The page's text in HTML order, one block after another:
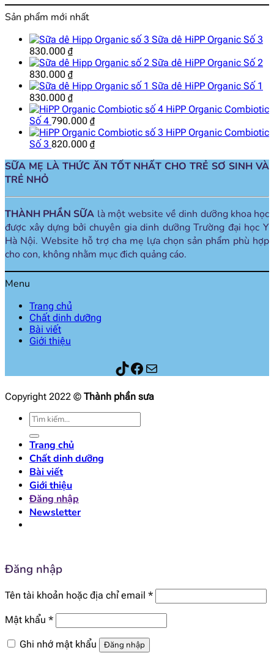
Sản phẩm mới nhất
Sữa dê HiPP Organic Số 3
830.000 ₫
Sữa dê HiPP Organic Số 2
830.000 ₫
Sữa dê HiPP Organic Số 1
830.000 ₫
HiPP Organic Combiotic
Số 4 790.000 ₫
HiPP Organic Combiotic
Số 3 820.000 ₫
SỮA MẸ LÀ THỨC ĂN TỐT NHẤT CHO TRẺ SƠ SINH VÀ
TRẺ NHỎ
THÀNH PHẦN SỮA là một website về dinh dưỡng khoa học
được xây dựng bởi chuyên gia dinh dưỡng Trường đại học Y
Hà Nội. Website hỗ trợ cha mẹ lựa chọn sản phẩm phù hợp
cho con, không nhằm mục đich quảng cáo.
Menu
Trang chủ
Chất dinh dưỡng
Bài viết
Giới thiệu
Thành phần sữaFacebook
Mail
Copyright 2022 © Thành phần sưa
Tìm
kiếm:
Trang chủ
Chất dinh dưỡng
Bài viết
Giới thiệu
Đăng nhập
Newsletter
Đăng nhập
Tên tài khoản hoặc địa chỉ email *Bắt
buộc
Mật khẩu *Bắt
buộc
Ghi nhớ mật khẩu
Đăng nhập